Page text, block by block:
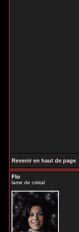
Revenir en haut de page
Flo
lame de cristal